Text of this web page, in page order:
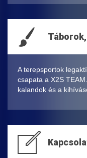
A terepsportok
csapata a X2S
kalandok és a